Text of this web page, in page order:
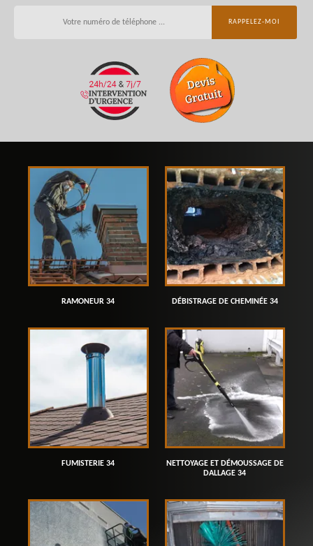
RAMONEUR 34 DÉBISTRAGE DE CHEMINÉE 34
FUMISTERIE 34
NETTOYAGE ET DÉMOUSSAGE DE
DALLAGE 34